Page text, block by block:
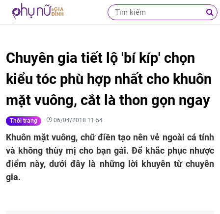
Chuyên gia tiết lộ 'bí kíp' chọn
kiểu tóc phù hợp nhất cho khuôn
mặt vuông, cắt là thon gọn ngay
Thời trang 06/04/2018 11:54
Khuôn mặt vuông, chữ điền tạo nên vẻ ngoài cá tính
và không thùy mị cho bạn gái. Để khắc phục nhược
điểm này, dưới đây là những lời khuyên từ chuyên
gia.